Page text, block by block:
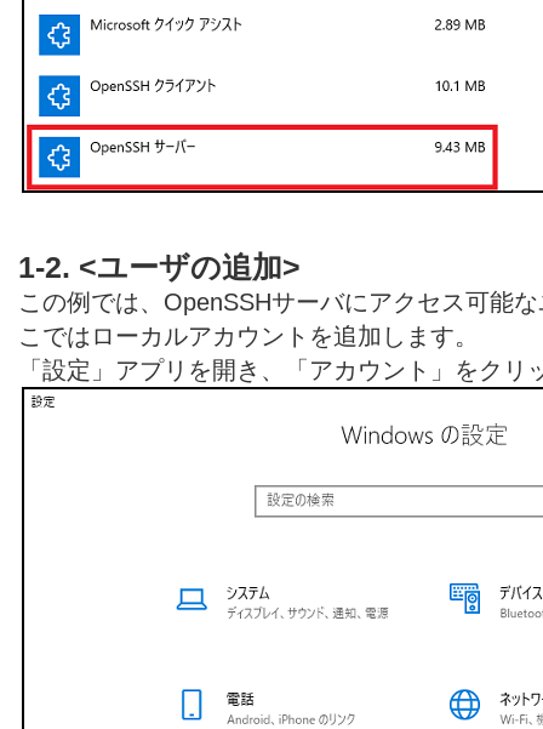
1-2. <ユーザの追加>
この例では、OpenSSHサーバにアクセス可能
こではローカルアカウントを追加します。
「設定」アプリを開き、「アカウント」をクリ